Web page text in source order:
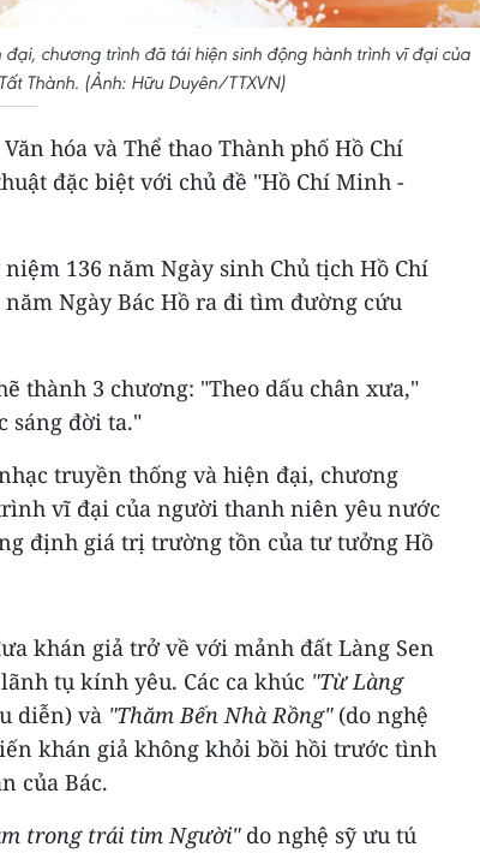
chương trình đã tái hiện sinh động hành trình vĩ đại của
Thành. (Ảnh: Hữu Duyên/TTXVN)
hóa và Thể thao Thành phố Hồ Chí
đặc biệt với chủ đề "Hồ Chí Minh -
136 năm Ngày sinh Chủ tịch Hồ Chí
năm Ngày Bác Hồ ra đi tìm đường cứu
thành 3 chương: "Theo dấu chân xưa,"
sáng đời ta."
truyền thống và hiện đại, chương
vĩ đại của người thanh niên yêu nước
định giá trị trường tồn của tư tưởng Hồ
khán giả trở về với mảnh đất Làng Sen
tụ kính yêu. Các ca khúc "Từ Làng
diễn) và "Thăm Bến Nhà Rồng"(do nghệ
khán giả không khỏi bồi hồi trước tình
của Bác.
trong trái tim Người"do nghệ sỹ ưu tú